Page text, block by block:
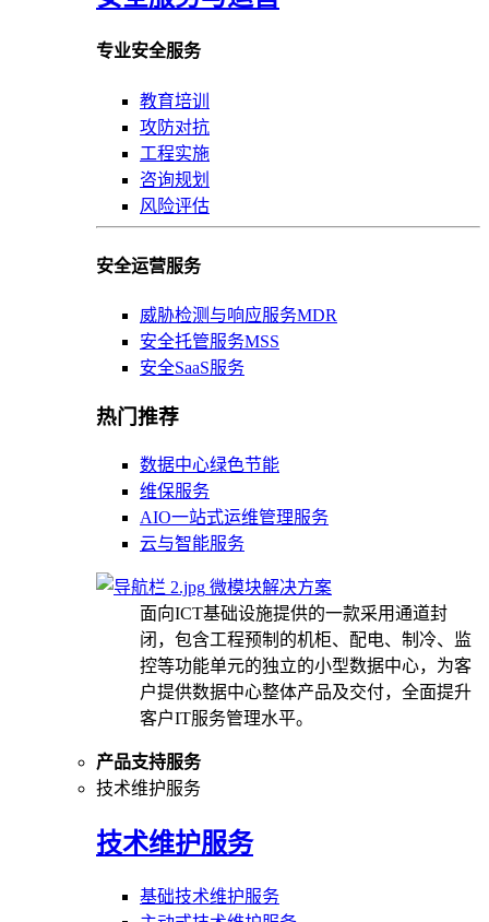
专业安全服务
教育培训
攻防对抗
工程实施
咨询规划
风险评估
安全运营服务
威胁检测与响应服务MDR
安全托管服务MSS
安全SaaS服务
热门推荐
数据中心绿色节能
维保服务
AIO一站式运维管理服务
云与智能服务
微模块解决方案
面向ICT基础设施提供的一款采用通道封
闭，包含工程预制的机柜、配电、制冷、监
控等功能单元的独立的小型数据中心，为客
户提供数据中心整体产品及交付，全面提升
客户IT服务管理水平。
产品支持服务
技术维护服务
技术维护服务
基础技术维护服务